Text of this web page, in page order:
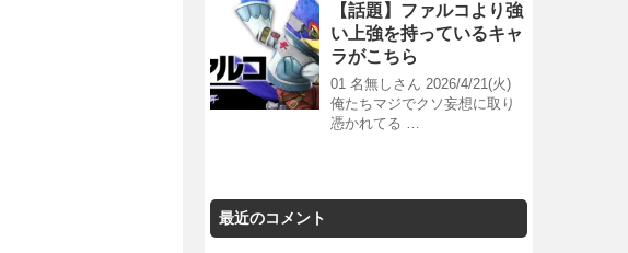
【話題】ファルコより強
い上強を持っているキャ
ラがこちら
01 名無しさん 2026/4/21(火)
俺たちマジでクソ妄想に取り
憑かれてる …
最近のコメント